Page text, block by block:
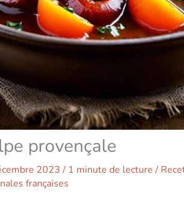
provençale
2023 / 1 minute de lecture /
françaises